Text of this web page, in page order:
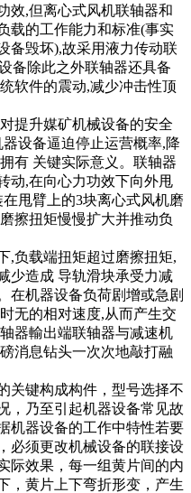
效,但离心式风机联轴器和
载的工作能力和标准(事实
备毁坏),故采用液力传动联
备除此之外联轴器还具备
软件的震动,减少冲击性顶
提升媒矿机械设备的安全
设备逼迫停止运营概率,降
有 关键实际意义。联轴器
动,在向心力功效下向外甩
甩臂上的3块离心式风机磨
擦扭矩慢慢扩大并推动负
,负载端扭矩超过磨擦扭矩,
少造成 导轨滑块承受力减
在机器设备负荷剧增或急剧
无的相对速度,从而产生交
器輸出端联轴器与减速机
消息钻头一次次地敲打融
关键构成构件，型号选择不
，乃至引起机器设备常见故
机器设备的工作中特性若要
必须更改机械设备的联接设
际效果，每一组黄片间的内
，黄片上下弯折形变，产生